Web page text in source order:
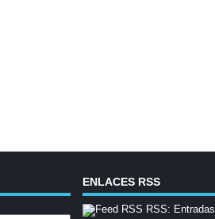
ENLACES RSS
RSS: Entradas